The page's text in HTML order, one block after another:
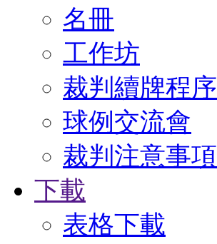
名冊
工作坊
裁判續牌程序
球例交流會
裁判注意事項
下載
表格下載